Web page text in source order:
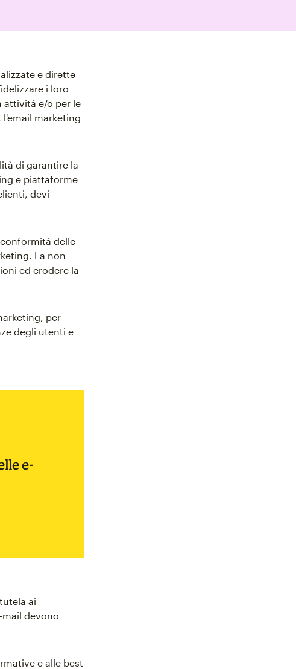
e dirette
i loro
attività e/o per le
marketing
di garantire la
e piattaforme
devi
delle
La non
ed erodere la
per
degli utenti e
e-
ai
devono
e alle best